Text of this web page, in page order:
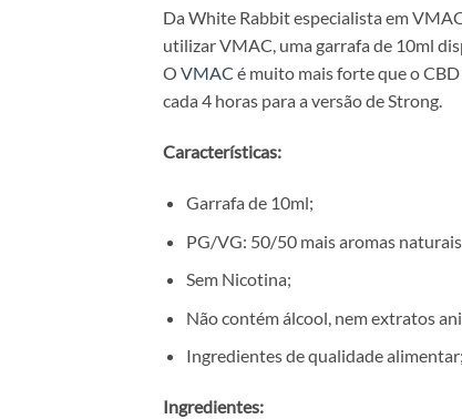
Da White Rabbit especialista em
utilizar VMAC, uma garrafa de 10ml
O VMAC é muito mais forte que o
cada 4 horas para a versão de Strong.
Características:
Garrafa de 10ml;
PG/VG: 50/50 mais aromas naturais
Sem Nicotina;
Não contém álcool, nem extratos
Ingredientes de qualidade alimentar;
Ingredientes: